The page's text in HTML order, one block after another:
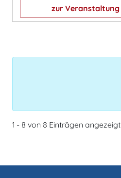
zur Veranstaltung
1 - 8 von 8 Einträgen angezeigt